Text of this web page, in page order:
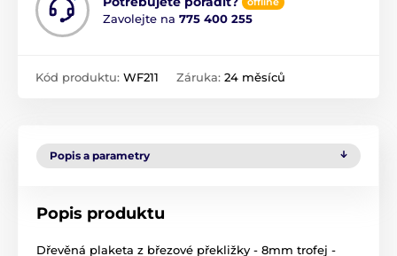
Zavolejte na 775 400 255
Kód produktu: WF211 Záruka: 24 měsíců
Popis a parametry
Popis produktu
Dřevěná plaketa z březové překližky - 8mm trofej -